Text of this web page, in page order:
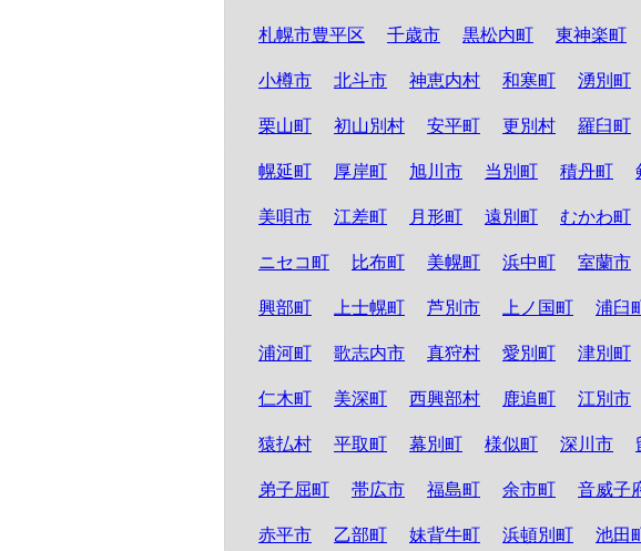
札幌市豊平区 千歳市 黒松内町 東神楽町
小樽市 北斗市 神恵内村 和寒町 湧別町
栗山町 初山別村 安平町 更別村 羅臼町
幌延町 厚岸町 旭川市 当別町 積丹町
美唄市 江差町 月形町 遠別町 むかわ町
ニセコ町 比布町 美幌町 浜中町 室蘭市
興部町 上士幌町 芦別市 上ノ国町 浦臼
浦河町 歌志内市 真狩村 愛別町 津別町
仁木町 美深町 西興部村 鹿追町 江別市
猿払村 平取町 幕別町 様似町 深川市
弟子屈町 帯広市 福島町 余市町 音威子
赤平市 乙部町 妹背牛町 浜頓別町 池田